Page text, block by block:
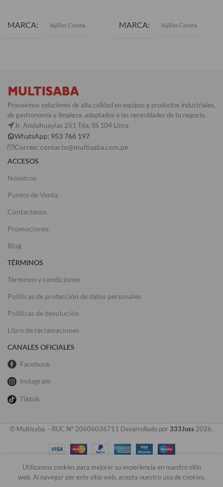
MARCA Vajillas Corona MARCA Vajillas Corona
Proveemos soluciones de alta calidad en equipos y productos industriales,
de gastronomía y limpieza, adaptados a las necesidades de tu negocio.
Jr. Andahuaylas 251 Tda. SS 104 Lima
WhatsApp: 953 766 197
Correo: contacto@multisaba.com.pe
ACCESOS
Nosotros
Puntos de Venta
Contactanos
Promociones
Blog
TÉRMINOS
Términos y condiciones
Políticas de protección de datos personales
Políticas de devolución
Libro de reclamaciones
CANALES OFICIALES
Facebook
Instagram
Tiktok
© Multisaba. - RUC N° 20606036711 Desarrollado por 333Juss 2026.
0
Utilizamos cookies para mejorar su experiencia en nuestro sitio
web. Al navegar por este sitio web, acepta nuestro uso de cookies.